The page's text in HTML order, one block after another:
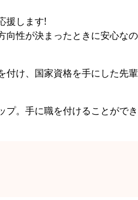
援します!
向性が決まったときに安心なの
付け、国家資格を手にした先
プ。手に職を付けることがで